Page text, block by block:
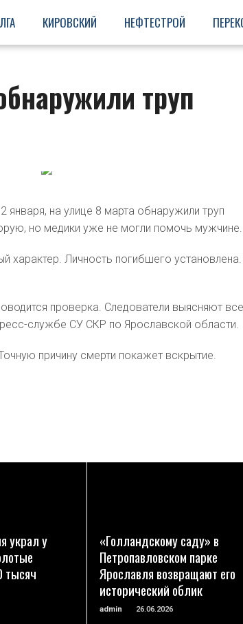
КИРОВСКИЙ НЕФТЕСТРОЙ
труп
января, на улице 8 марта обнаружили труп
но медики уже не могли помочь мужчине.
характер. Личность погибшего установлена.
проверка. Следователи выясняют
службе СУ СКР по Ярославской области.
причину смерти покажет вскрытие.
украл у
тысяч
«Голландскому саду» в
Петропавловском парке
Ярославля возвращают его
исторический облик
admin 26.06.2026